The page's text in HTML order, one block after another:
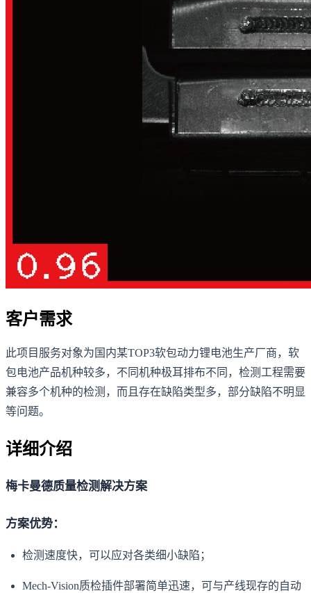
客户需求
此项目服务对象为国内某TOP3软包动力锂电池生产厂商，软
包电池产品机种较多，不同机种极耳排布不同，检测工程需要
兼容多个机种的检测，而且存在缺陷类型多，部分缺陷不明显
等问题。
详细介绍
梅卡曼德质量检测解决方案
方案优势：
检测速度快，可以应对各类细小缺陷；
Mech-Vision质检插件部署简单迅速，可与产线现存的自动